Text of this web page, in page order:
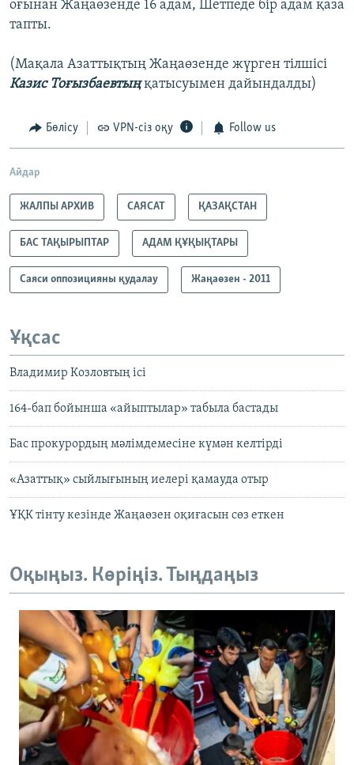
оғынан Жаңаөзенде 16 адам, Шетпеде бір адам қаза
тапты.
(Мақала Азаттықтың Жаңаөзенде жүрген тілшісі
Казис Тоғызбаевтыңқатысуымен дайындалды)
Бөлісу VPN-сіз оқу Follow us
Айдар
ЖАЛПЫ АРХИВ САЯСАТ ҚАЗАҚСТАН
БАС ТАҚЫРЫПТАР АДАМ ҚҰҚЫҚТАРЫ
Саяси оппозицияны қудалау Жаңаөзен - 2011
Ұқсас
Владимир Козловтың ісі
164-бап бойынша «айыптылар» табыла бастады
Бас прокурордың мәлімдемесіне күмән келтірді
«Азаттық» сыйлығының иелері қамауда отыр
ҰҚК тінту кезінде Жаңаөзен оқиғасын сөз еткен
Оқыңыз. Көріңіз. Тыңдаңыз